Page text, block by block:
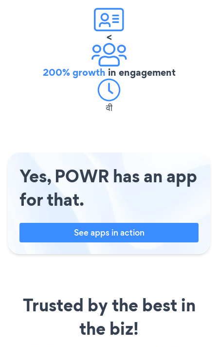
<
200% growth in engagement
वी
Yes, POWR has an app
for that.
See apps in action
Trusted by the best in
the biz!